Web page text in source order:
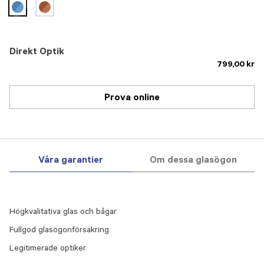
Direkt Optik
799,00 kr
selected
Prova online
Våra garantier Om dessa glasögon
Högkvalitativa glas och bågar
Fullgod glasögonförsäkring
Legitimerade optiker